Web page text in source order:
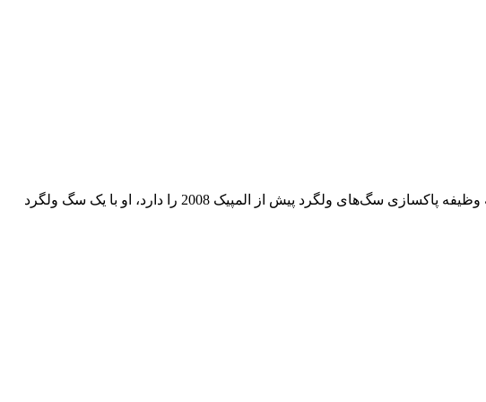
خلاصه داستان : پس از آزادی از زندان، لنگ به زادگاهش در شمال غربی چین باز می‌گردد. به عنوان بخشی از گشت سگ‌ها که وظیفه پاکسازی سگ‌های ولگرد پیش از المپیک 2008 را دارد، او با یک سگ ولگرد